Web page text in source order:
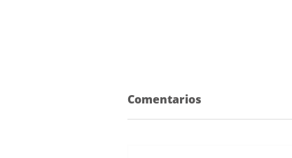
Comentarios